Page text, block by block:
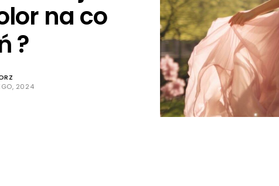
na co
?
2024